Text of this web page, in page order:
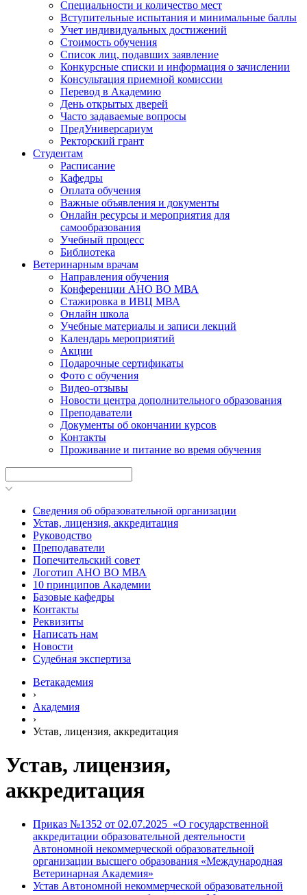
Специальности и количество мест
Вступительные испытания и минимальные баллы
Учет индивидуальных достижений
Стоимость обучения
Список лиц, подавших заявление
Конкурсные списки и информация о зачислении
Консультация приемной комиссии
Перевод в Академию
День открытых дверей
Часто задаваемые вопросы
ПредУниверсариум
Ректорский грант
Студентам
Расписание
Кафедры
Оплата обучения
Важные объявления и документы
Онлайн ресурсы и мероприятия для
самообразования
Учебный процесс
Библиотека
Ветеринарным врачам
Направления обучения
Конференции АНО ВО МВА
Стажировка в ИВЦ МВА
Онлайн школа
Учебные материалы и записи лекций
Календарь мероприятий
Акции
Подарочные сертификаты
Фото с обучения
Видео-отзывы
Новости центра дополнительного образования
Преподаватели
Документы об окончании курсов
Контакты
Проживание и питание во время обучения
Сведения об образовательной организации
Устав, лицензия, аккредитация
Руководство
Преподаватели
Попечительский совет
Логотип АНО ВО МВА
10 принципов Академии
Базовые кафедры
Контакты
Реквизиты
Написать нам
Новости
Судебная экспертиза
Ветакадемия
›
Академия
›
Устав, лицензия, аккредитация
Устав, лицензия,
аккредитация
Приказ №1352 от 02.07.2025 «O государственной
аккредитации образовательной деятельности
Автономной некоммерческой образовательной
организации высшего образования «Международная
Ветеринарная Академия»
Устав Автономной некоммерческой образовательной